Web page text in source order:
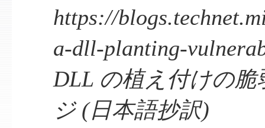
https://
a-dll-planting-
DLL の植え付けの
ジ (日本語抄訳)